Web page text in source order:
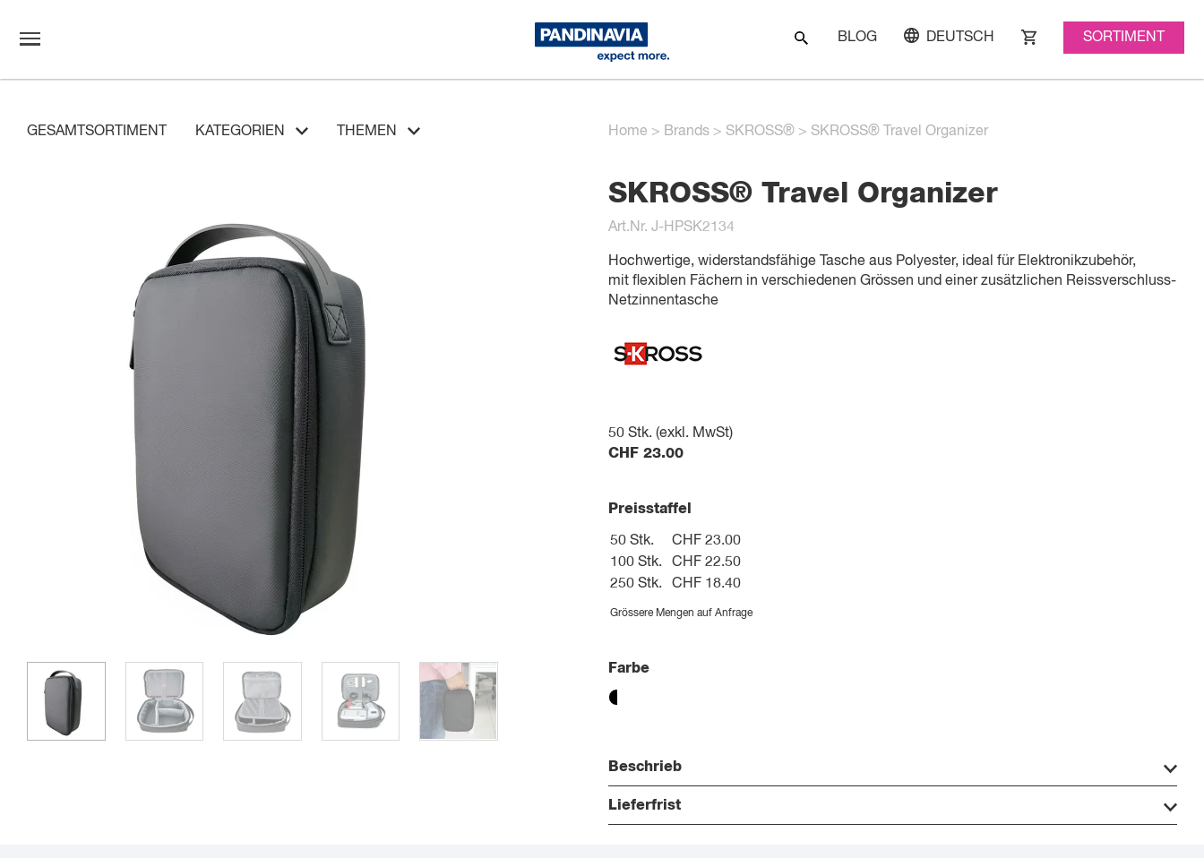
BLOG DEUTSCH SORTIMENT
GESAMTSORTIMENT KATEGORIEN THEMEN Home > Brands > SKROSS® > SKROSS® Travel Organizer
SKROSS® Travel Organizer
Art.Nr. J-HPSK2134
Hochwertige, widerstandsfähige Tasche aus Polyester, ideal für Elektronikzubehör,
mit flexiblen Fächern in verschiedenen Grössen und einer zusätzlichen Reissverschluss-
Netzinnentasche
50 Stk. (exkl. MwSt)
CHF 23.00
Preisstaffel
50 Stk.
CHF 23.00
100 Stk.
CHF 22.50
250 Stk.
CHF 18.40
Grössere Mengen auf Anfrage
Farbe
Beschrieb
Lieferfrist